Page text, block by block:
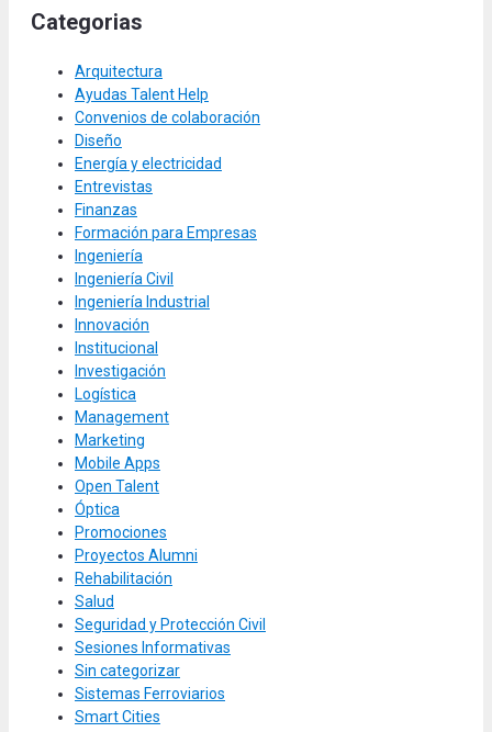
Categorias
Arquitectura
Ayudas Talent Help
Convenios de colaboración
Diseño
Energía y electricidad
Entrevistas
Finanzas
Formación para Empresas
Ingeniería
Ingeniería Civil
Ingeniería Industrial
Innovación
Institucional
Investigación
Logística
Management
Marketing
Mobile Apps
Open Talent
Óptica
Promociones
Proyectos Alumni
Rehabilitación
Salud
Seguridad y Protección Civil
Sesiones Informativas
Sin categorizar
Sistemas Ferroviarios
Smart Cities